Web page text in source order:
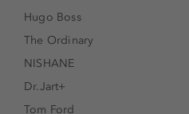
Hugo Boss
The Ordinary
NISHANE
Dr.Jart+
Tom Ford